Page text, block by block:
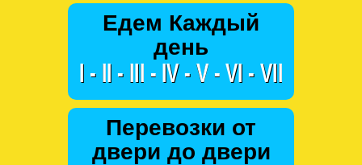
Едем Каждый
день
Перевозки от
двери до двери